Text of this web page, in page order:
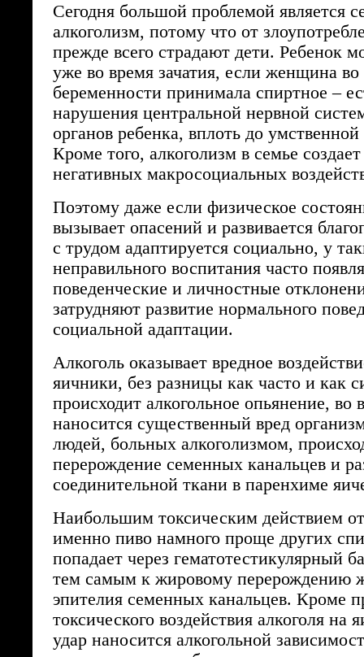
Сегодня большой проблемой является
алкоголизм, потому что от
прежде всего страдают дети. Ребенок
уже во время зачатия, если женщина во
беременности принимала спиртное –
нарушения центральной нервной
органов ребенка, вплоть до умственной
Кроме того, алкоголизм в семье
негативных макросоциальных
Поэтому даже если физическое
вызывает опасений и развивается
с трудом адаптируется социально, у
неправильного воспитания часто
поведенческие и личностные
затрудняют развитие нормального
социальной адаптации.
Алкоголь оказывает вредное
яичники, без разницы как часто и как
происходит алкогольное опьянение, во
наносится существенный вред
людей, больных алкоголизмом,
перерождение семенных канальцев и
соединительной ткани в паренхиме
Наибольшим токсическим действием
именно пиво намного проще других
попадает через гематотестикулярный
тем самым к жировому перерождению
эпителия семенных канальцев. Кроме
токсического воздействия алкоголя на
удар наносится алкогольной